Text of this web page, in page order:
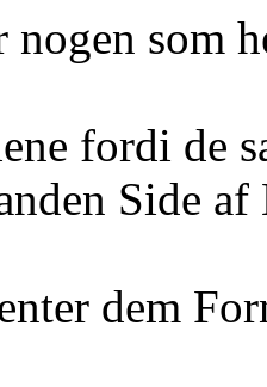
nogen som
fordi de
Side
dem